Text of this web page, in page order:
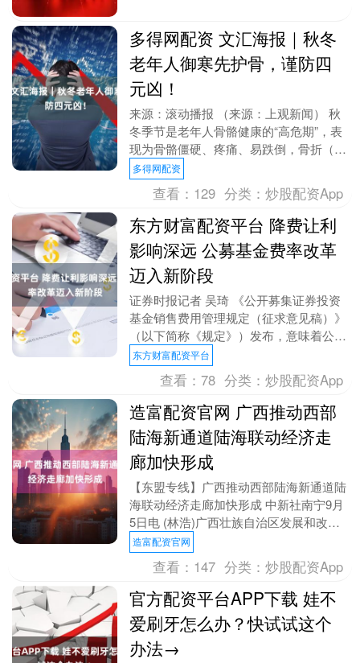
多得网配资 文汇海报｜秋冬
老年人御寒先护骨，谨防四
元凶！
来源：滚动播报 （来源：上观新闻） 秋
冬季节是老年人骨骼健康的“高危期”，表
现为骨骼僵硬、疼痛、易跌倒，骨折（尤
其是髋部骨折）发生率和致死亡率显著上
升，其风险甚....
多得网配资
查看： 129 分类：炒股配资App
东方财富配资平台 降费让利
影响深远 公募基金费率改革
迈入新阶段
证券时报记者 吴琦 《公开募集证券投资
基金销售费用管理规定（征求意见稿）》
（以下简称《规定》）发布，意味着公募
基金费率改革已步入新阶段，公募基金行
业高质量发展即....
东方财富配资平台
查看：78 分类：炒股配资App
造富配资官网 广西推动西部
陆海新通道陆海联动经济走
廊加快形成
【东盟专线】广西推动西部陆海新通道陆
海联动经济走廊加快形成 中新社南宁9月
5日电 (林浩)广西壮族自治区发展和改革
委员会党组成员、广西壮族自治区能源局
局长熊祥忠....
造富配资官网
查看： 147 分类：炒股配资App
官方配资平台APP下载 娃不
爱刷牙怎么办？快试试这个
办法→